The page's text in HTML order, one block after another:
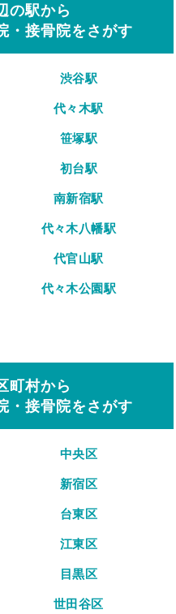
の駅から
・接骨院をさがす
渋谷駅
代々木駅
笹塚駅
初台駅
南新宿駅
代々木八幡駅
代官山駅
代々木公園駅
町村から
・接骨院をさがす
中央区
新宿区
台東区
江東区
目黒区
世田谷区